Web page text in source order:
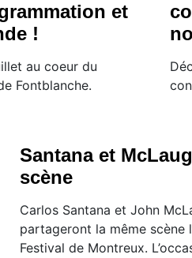
et
!
au coeur du
Fontblanche.
Santana et
scène
Carlos Santana et John
partageront la même scène
Festival de Montreux.